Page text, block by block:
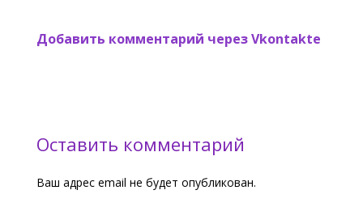
Добавить комментарий через Vkontakte
Оставить комментарий
Ваш адрес email не будет опубликован.